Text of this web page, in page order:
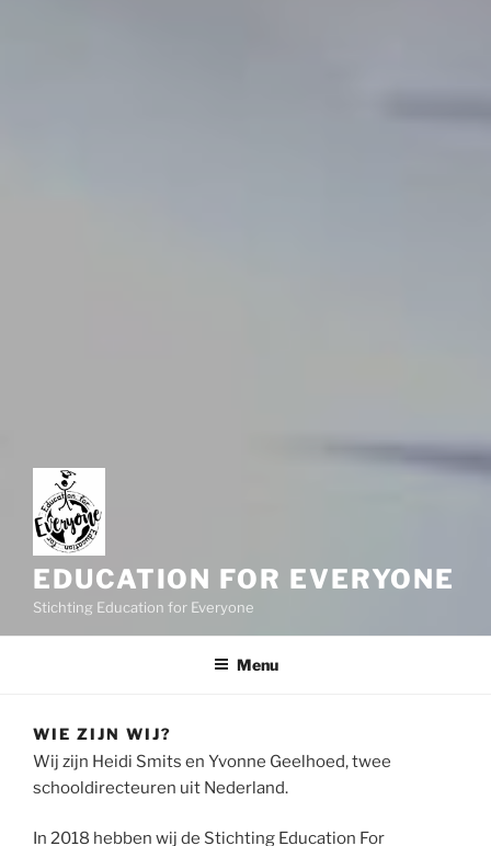
EDUCATION FOR EVERYONE
Stichting Education for Everyone
Menu
WIE ZIJN WIJ?
Wij zijn Heidi Smits en Yvonne Geelhoed, twee
schooldirecteuren uit Nederland.
In 2018 hebben wij de Stichting Education For